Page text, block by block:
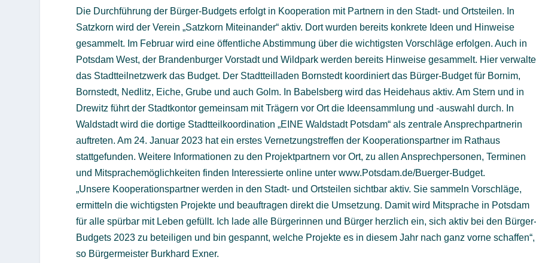
Die Durchführung der Bürger-Budgets erfolgt in Kooperation mit Partnern in den Stadt- und Ortsteilen. In
Satzkorn wird der Verein „Satzkorn Miteinander“ aktiv. Dort wurden bereits konkrete Ideen und Hinweise
gesammelt. Im Februar wird eine öffentliche Abstimmung über die wichtigsten Vorschläge erfolgen. Auch in
Potsdam West, der Brandenburger Vorstadt und Wildpark werden bereits Hinweise gesammelt. Hier
das Stadtteilnetzwerk das Budget. Der Stadtteilladen Bornstedt koordiniert das Bürger-Budget für Bornim,
Bornstedt, Nedlitz, Eiche, Grube und auch Golm. In Babelsberg wird das Heidehaus aktiv. Am Stern und in
Drewitz führt der Stadtkontor gemeinsam mit Trägern vor Ort die Ideensammlung und -auswahl durch. In
Waldstadt wird die dortige Stadtteilkoordination „EINE Waldstadt Potsdam“ als zentrale Ansprechpartnerin
auftreten. Am 24. Januar 2023 hat ein erstes Vernetzungstreffen der Kooperationspartner im Rathaus
stattgefunden. Weitere Informationen zu den Projektpartnern vor Ort, zu allen Ansprechpersonen, Terminen
und Mitsprachemöglichkeiten finden Interessierte online unter www.Potsdam.de/Buerger-Budget.
„Unsere Kooperationspartner werden in den Stadt- und Ortsteilen sichtbar aktiv. Sie sammeln Vorschläge,
ermitteln die wichtigsten Projekte und beauftragen direkt die Umsetzung. Damit wird Mitsprache in Potsdam
für alle spürbar mit Leben gefüllt. Ich lade alle Bürgerinnen und Bürger herzlich ein, sich aktiv bei den
Budgets 2023 zu beteiligen und bin gespannt, welche Projekte es in diesem Jahr nach ganz vorne schaffen“,
so Bürgermeister Burkhard Exner.